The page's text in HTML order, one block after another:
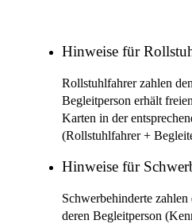
Hinweise für
Rollstuhlfahrer zahlen
Begleitperson erhält
Karten in der
(Rollstuhlfahrer +
Hinweise für
Schwerbehinderte
deren Begleitperson